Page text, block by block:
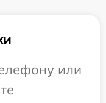
или